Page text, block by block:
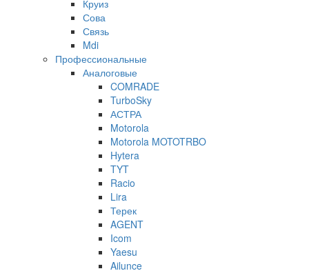
Круиз
Сова
Связь
Mdi
Профессиональные
Аналоговые
COMRADE
TurboSky
АСТРА
Motorola
Motorola MOTOTRBO
Hytera
TYT
Racio
Lira
Терек
AGENT
Icom
Yaesu
Ailunce